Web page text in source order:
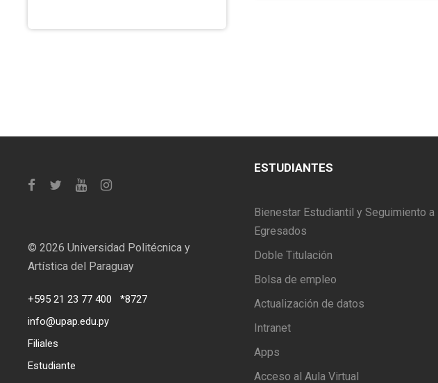
© 2026 Universidad Politécnica y
Artística del Paraguay
+595 21 23 77 400
*8727
info@upap.edu.py
Filiales
Estudiante
ESTUDIANTES
Bienestar Estudiantil y Seguimiento a
Egresados
Doble Titulación
Bolsa de empleo
Actualización de datos
Intranet
Apps
Acceso al Aula Virtual